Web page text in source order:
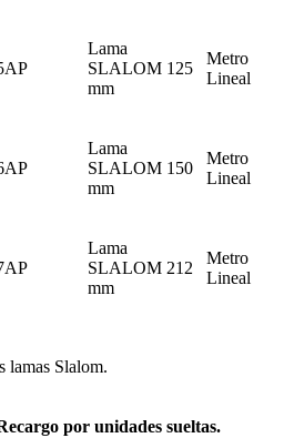
Lama
SLALOM 125
mm
Metro
Lineal
Lama
SLALOM 150
mm
Metro
Lineal
Lama
SLALOM 212
mm
Metro
Lineal
lamas Slalom.
por unidades sueltas.